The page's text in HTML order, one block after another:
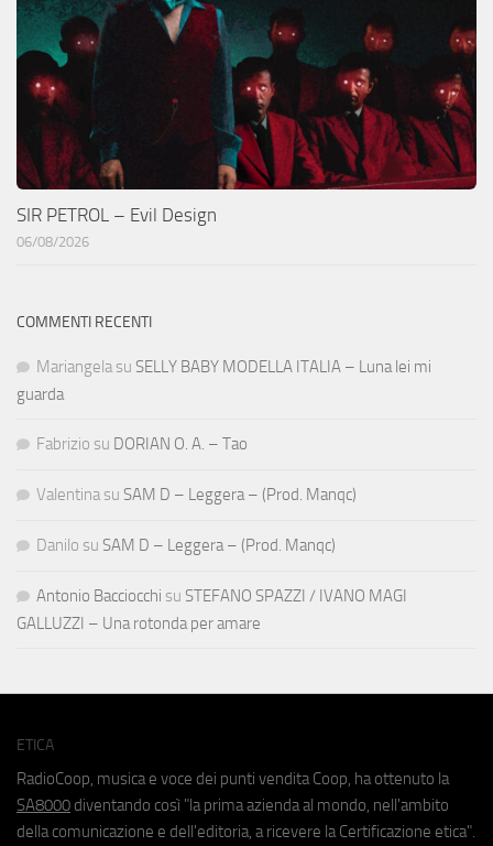
SIR PETROL – Evil Design
06/08/2026
COMMENTI RECENTI
Mariangela su SELLY BABY MODELLA ITALIA – Luna lei mi
guarda
Fabrizio su DORIAN O. A. – Tao
Valentina su SAM D – Leggera – (Prod. Manqc)
Danilo su SAM D – Leggera – (Prod. Manqc)
Antonio Bacciocchi su STEFANO SPAZZI / IVANO MAGI
GALLUZZI – Una rotonda per amare
ETICA
RadioCoop, musica e voce dei punti vendita Coop, ha ottenuto la
SA8000 diventando così "la prima azienda al mondo, nell'ambito
della comunicazione e dell'editoria, a ricevere la Certificazione etica".